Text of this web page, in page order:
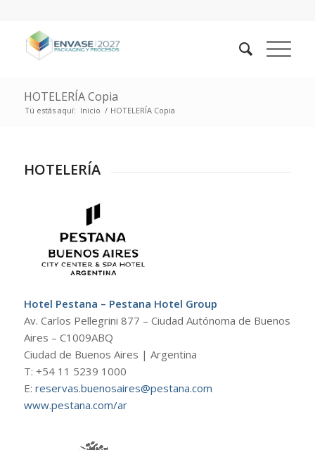
HOTELERÍA Copia
Tú estás aquí: Inicio / HOTELERÍA Copia
HOTELERÍA
Hotel Pestana – Pestana Hotel Group
Av. Carlos Pellegrini 877 – Ciudad Autónoma de Buenos
Aires – C1009ABQ
Ciudad de Buenos Aires | Argentina
T: +54 11 5239 1000
E: reservas.buenosaires@pestana.com
www.pestana.com/ar